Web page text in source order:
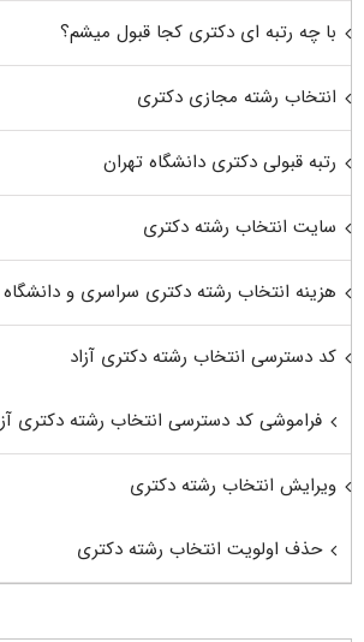
با چه رتبه ای دکتری کجا قبول میشم؟
انتخاب رشته مجازی دکتری
رتبه قبولی دکتری دانشگاه تهران
سایت انتخاب رشته دکتری
هزینه انتخاب رشته دکتری سراسری و دانشگاه
کد دسترسی انتخاب رشته دکتری آزاد
فراموشی کد دسترسی انتخاب رشته دکتری
ویرایش انتخاب رشته دکتری
حذف اولویت انتخاب رشته دکتری